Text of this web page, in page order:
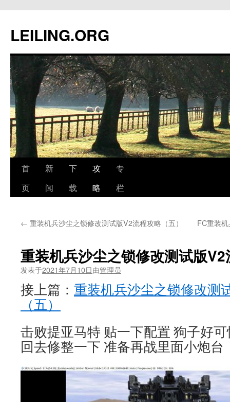
文
LEILING.ORG
首
页
新
闻
下
载
攻
略
专
栏
← 重装机兵沙尘之锁修改测试版V2流程攻略（五） FC重装
重装机兵沙尘之锁修改测试版
发表于2021年7月10日由管理员
接上篇： 重装机兵沙尘之锁修改测
（五）
击败提亚马特 贴一下配置 狗子好可
回去修整一下 准备再战里面小炮台